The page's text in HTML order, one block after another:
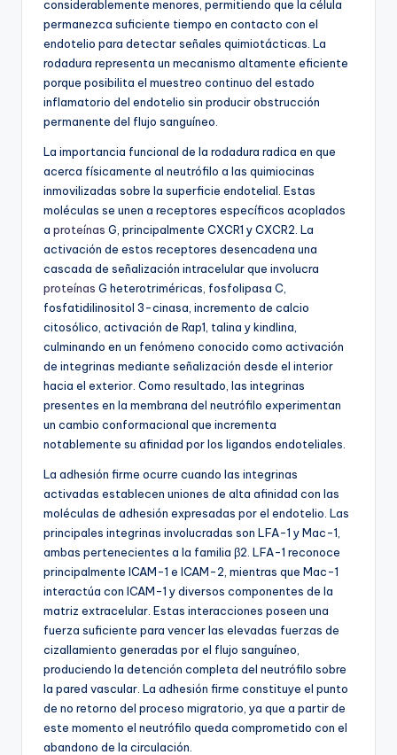
considerablemente menores, permitiendo que la célula
permanezca suficiente tiempo en contacto con el
endotelio para detectar señales quimiotácticas. La
rodadura representa un mecanismo altamente eficiente
porque posibilita el muestreo continuo del estado
inflamatorio del endotelio sin producir obstrucción
permanente del flujo sanguíneo.
La importancia funcional de la rodadura radica en que
acerca físicamente al neutrófilo a las quimiocinas
inmovilizadas sobre la superficie endotelial. Estas
moléculas se unen a receptores específicos acoplados
a proteínas G, principalmente CXCR1 y CXCR2. La
activación de estos receptores desencadena una
cascada de señalización intracelular que involucra
proteínas G heterotriméricas, fosfolipasa C,
fosfatidilinositol 3-cinasa, incremento de calcio
citosólico, activación de Rap1, talina y kindlina,
culminando en un fenómeno conocido como activación
de integrinas mediante señalización desde el interior
hacia el exterior. Como resultado, las integrinas
presentes en la membrana del neutrófilo experimentan
un cambio conformacional que incrementa
notablemente su afinidad por los ligandos endoteliales.
La adhesión firme ocurre cuando las integrinas
activadas establecen uniones de alta afinidad con las
moléculas de adhesión expresadas por el endotelio. Las
principales integrinas involucradas son LFA-1 y Mac-1,
ambas pertenecientes a la familia β2. LFA-1 reconoce
principalmente ICAM-1 e ICAM-2, mientras que Mac-1
interactúa con ICAM-1 y diversos componentes de la
matriz extracelular. Estas interacciones poseen una
fuerza suficiente para vencer las elevadas fuerzas de
cizallamiento generadas por el flujo sanguíneo,
produciendo la detención completa del neutrófilo sobre
la pared vascular. La adhesión firme constituye el punto
de no retorno del proceso migratorio, ya que a partir de
este momento el neutrófilo queda comprometido con el
abandono de la circulación.